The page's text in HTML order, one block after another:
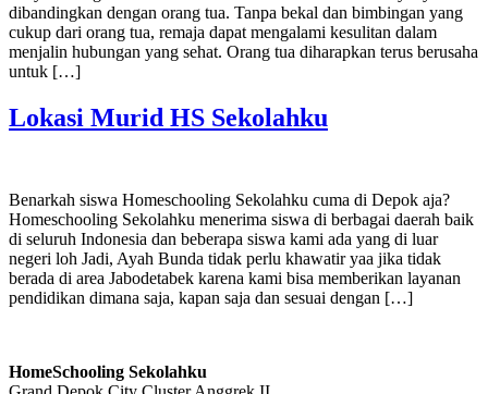
dibandingkan dengan orang tua. Tanpa bekal dan bimbingan yang
cukup dari orang tua, remaja dapat mengalami kesulitan dalam
menjalin hubungan yang sehat. Orang tua diharapkan terus berusaha
untuk […]
Lokasi Murid HS Sekolahku
Benarkah siswa Homeschooling Sekolahku cuma di Depok aja?
Homeschooling Sekolahku menerima siswa di berbagai daerah baik
di seluruh Indonesia dan beberapa siswa kami ada yang di luar
negeri loh Jadi, Ayah Bunda tidak perlu khawatir yaa jika tidak
berada di area Jabodetabek karena kami bisa memberikan layanan
pendidikan dimana saja, kapan saja dan sesuai dengan […]
HomeSchooling Sekolahku